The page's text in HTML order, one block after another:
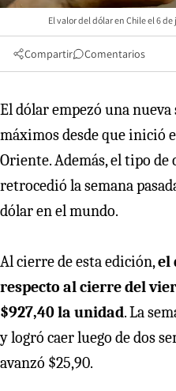
El valor del dólar en Chile el 6 de
Compartir Comentarios
El dólar empezó una nueva
máximos desde que inició
Oriente. Además, el tipo
retrocedió la semana
dólar en el mundo.
Al cierre de esta edición,el
respecto al cierre del
$927,40 la unidad. La
y logró caer luego de dos
avanzó $25,90.